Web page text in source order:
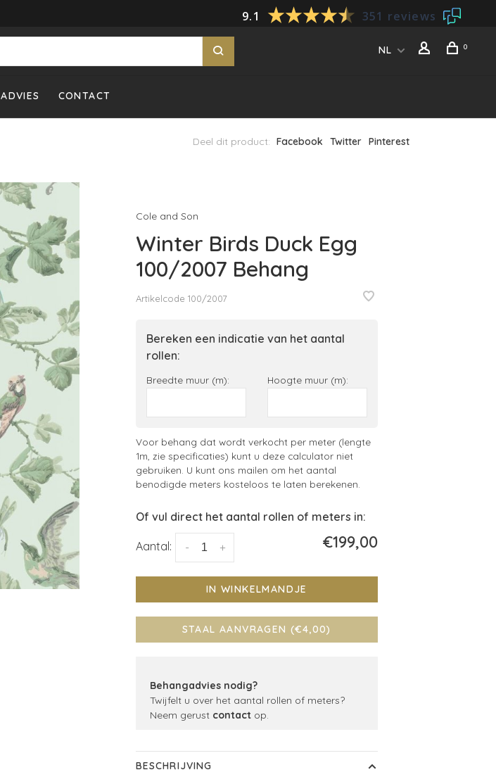
9.1 351 reviews
NL 0
ADVIES CONTACT
Deel dit product: Facebook Twitter Pinterest
Cole and Son
Winter Birds Duck Egg
100/2007 Behang
Artikelcode 100/2007
Bereken een indicatie van het aantal
rollen:
Breedte muur (m): Hoogte muur (m):
Voor behang dat wordt verkocht per meter (lengte
1m, zie specificaties) kunt u deze calculator niet
gebruiken. U kunt ons mailen om het aantal
benodigde meters kosteloos te laten berekenen.
Of vul direct het aantal rollen of meters in:
Aantal: +
- €199,00
IN WINKELMANDJE
STAAL AANVRAGEN (€4,00)
Behangadvies nodig?
Twijfelt u over het aantal rollen of meters?
Neem gerust contactop.
BESCHRIJVING